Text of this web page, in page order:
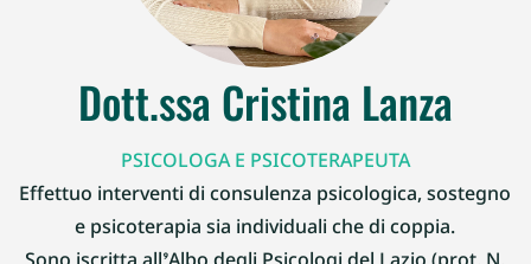
Dott.ssa Cristina Lanza
PSICOLOGA E PSICOTERAPEUTA
Effettuo interventi di consulenza psicologica, sostegno
e psicoterapia sia individuali che di coppia.